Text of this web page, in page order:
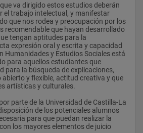
adquiridos a actividades
profesional de la rama de las
Sociales
demostrando
para actividades de
y resolución de conflictos.
en el campo de las Humanidades y
tipos de audiencias y
variados
Desarrollado y las Desigualdades
Contemporáneo
Contemporánea
va dirigido estos estudios deberán
el trabajo intelectual, y manifestar
que nos rodea y preocupación por los
recomendable que hayan desarrollado
tengan aptitudes para la
expresión oral y escrita y capacidad
Humanidades y Estudios Sociales está
para aquellos estudiantes que
para la búsqueda de explicaciones,
y flexible, actitud creativa y que
artísticas y culturales.
parte de la Universidad de Castilla-La
de los potenciales alumnos
para que puedan realizar la
los mayores elementos de juicio